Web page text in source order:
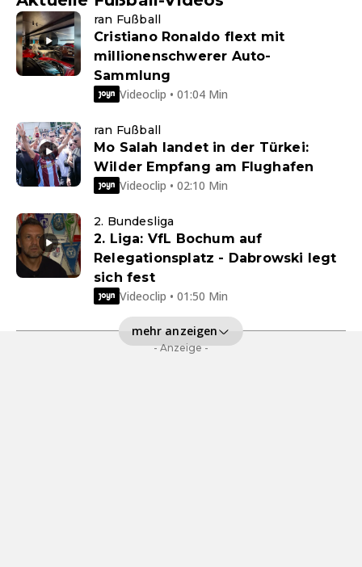
ran Fußball
Cristiano Ronaldo flext mit
millionenschwerer Auto-
Sammlung
Videoclip • 01:04 Min
ran Fußball
Mo Salah landet in der Türkei:
Wilder Empfang am Flughafen
Videoclip • 02:10 Min
2. Bundesliga
2. Liga: VfL Bochum auf
Relegationsplatz - Dabrowski legt
sich fest
Videoclip • 01:50 Min
mehr anzeigen
- Anzeige -